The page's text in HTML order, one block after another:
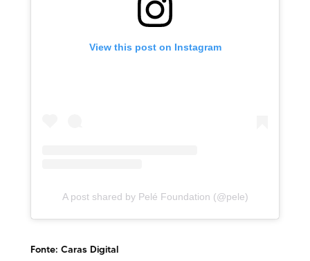
View this post on Instagram
A post shared by Pelé Foundation (@pele)
Fonte: Caras Digital